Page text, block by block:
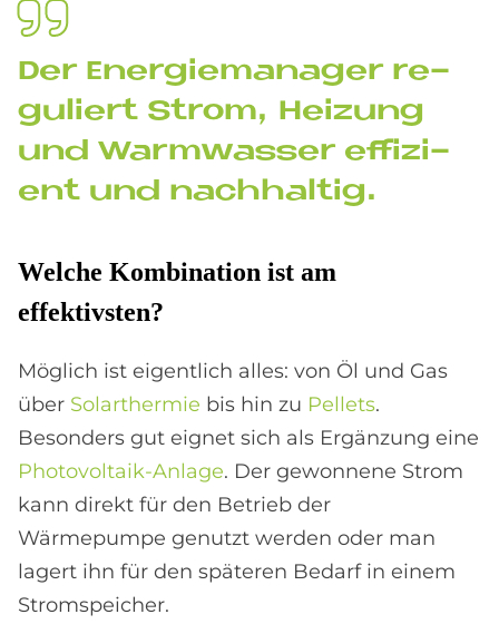
Der En­er­gie­ma­na­ger re­
gu­liert Strom, Hei­zung
und Warm­was­ser ef­fi­zi­
ent und nach­hal­tig.
Wel­che Kom­bi­na­ti­on ist am
ef­fek­tiv­sten?
Möglich ist eigentlich alles: von Öl und Gas
über Solarthermie bis hin zu Pellets.
Besonders gut eignet sich als Ergänzung eine
Photovoltaik-Anlage. Der gewonnene Strom
kann direkt für den Betrieb der
Wärmepumpe genutzt werden oder man
lagert ihn für den späteren Bedarf in einem
Stromspeicher.